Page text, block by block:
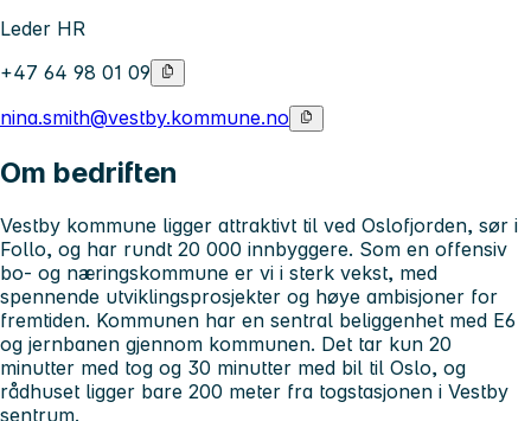
Leder HR
+47 64 98 01 09
nina.smith@vestby.kommune.no
Om bedriften
Vestby kommune ligger attraktivt til ved Oslofjorden, sør i
Follo, og har rundt 20 000 innbyggere. Som en offensiv
bo- og næringskommune er vi i sterk vekst, med
spennende utviklingsprosjekter og høye ambisjoner for
fremtiden. Kommunen har en sentral beliggenhet med E6
og jernbanen gjennom kommunen. Det tar kun 20
minutter med tog og 30 minutter med bil til Oslo, og
rådhuset ligger bare 200 meter fra togstasjonen i Vestby
sentrum.